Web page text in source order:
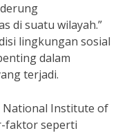
di suatu wilayah.”
lingkungan sosial
dalam
terjadi.
National Institute of
faktor seperti